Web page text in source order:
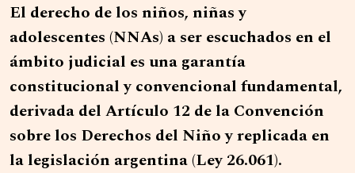
El derecho de los niños, niñas y
adolescentes (NNAs) a ser escuchados en el
ámbito judicial es una garantía
constitucional y convencional fundamental,
derivada del Artículo 12 de la Convención
sobre los Derechos del Niño y replicada en
la legislación argentina (Ley 26.061).